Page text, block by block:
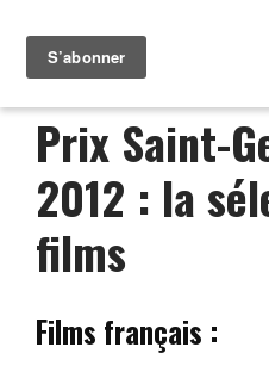
Prix Saint-
2012 : la
films
Films français :